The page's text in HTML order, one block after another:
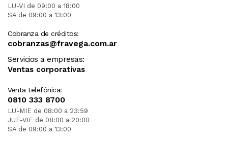
LU-VI de 09:00 a 18:00
SA de 09:00 a 13:00
Cobranza de créditos:
cobranzas@fravega.com.ar
Servicios a empresas:
Ventas corporativas
Venta telefónica:
0810 333 8700
LU-MIE de 08:00 a 23:59
JUE-VIE de 08:00 a 20:00
SA de 09:00 a 13:00